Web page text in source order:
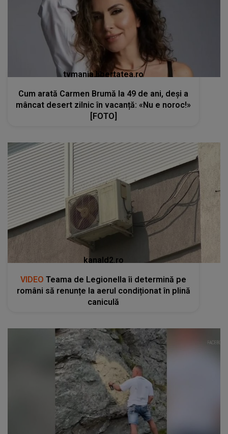
tvmania.libertatea.ro
Cum arată Carmen Brumă la 49 de ani, deși a
mâncat desert zilnic în vacanță: «Nu e noroc!»
[FOTO]
kanald2.ro
VIDEO Teama de Legionella îi determină pe
români să renunțe la aerul condiționat în plină
caniculă